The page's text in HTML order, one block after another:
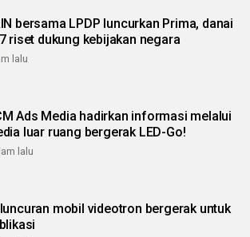
bersama LPDP luncurkan Prima, danai
riset dukung kebijakan negara
lalu
Ads Media hadirkan informasi melalui
luar ruang bergerak LED-Go!
lalu
mobil videotron bergerak untuk